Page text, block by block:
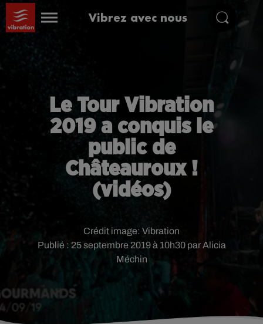
Vibrez avec nous
Le Tour Vibration
2019 a conquis le
public de
Châteauroux !
(vidéos)
Publié : 25 septembre 2019 à 10h30 par Alicia
Méchin
Crédit image: Vibration